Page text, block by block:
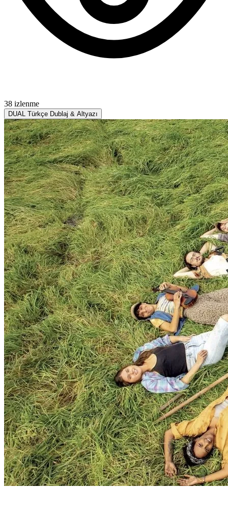
38 izlenme
DUAL Türkçe Dublaj & Altyazı